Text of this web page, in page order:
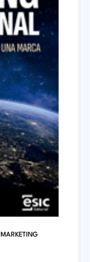
MARKETING